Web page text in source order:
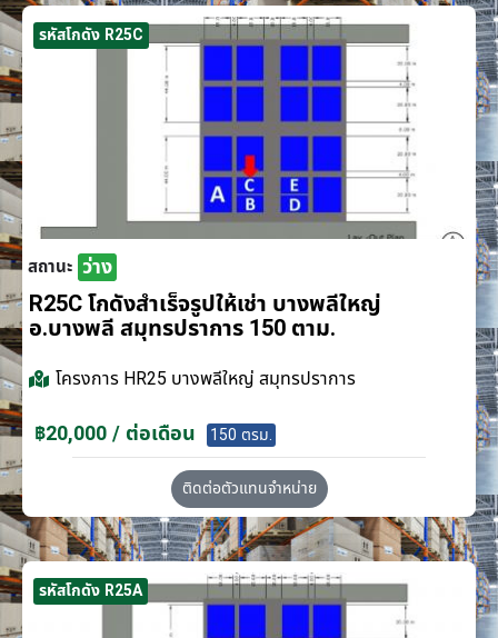
รหัสโกดัง R25C
สถานะ ว่าง
R25C โกดังสำเร็จรูปให้เช่า บางพลีใหญ่
อ.บางพลี สมุทรปราการ 150 ตาม.
โครงการ HR25 บางพลีใหญ่ สมุทรปราการ
฿20,000 / ต่อเดือน 150 ตรม.
ติดต่อตัวแทนจำหน่าย
รหัสโกดัง R25A